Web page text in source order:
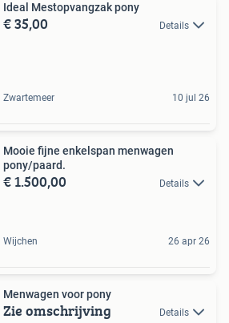
Ideal Mestopvangzak pony
€ 35,00 Details
Zwartemeer 10 jul 26
Mooie fijne enkelspan menwagen
pony/paard.
€ 1.500,00 Details
Wijchen 26 apr 26
Menwagen voor pony
Zie omschrijving Details